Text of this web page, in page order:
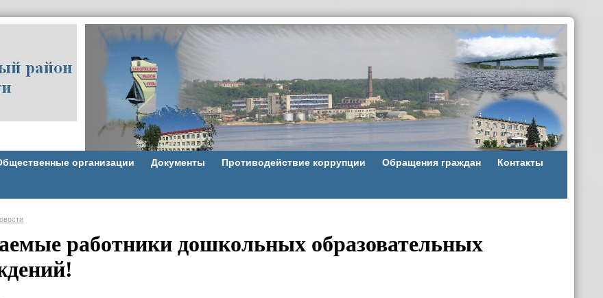
организации Документы Противодействие коррупции Обращения граждан Контакты
работники дошкольных образовательных